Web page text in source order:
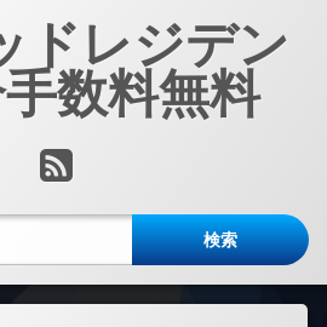
ドレジデン
数料無料
RSS
検索: